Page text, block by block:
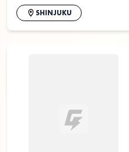
SHINJUKU